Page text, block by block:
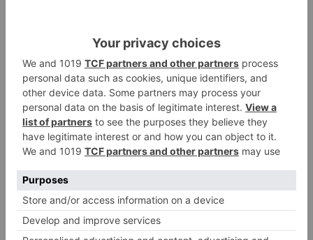
elementos naturales (ramas, cuerdas, madera,
etc). Con esta actividad también se pretende
fomentar la creatividad, la expresión artística y
la conciencia por el cuidado del medio ambiente.
LO + VISTO